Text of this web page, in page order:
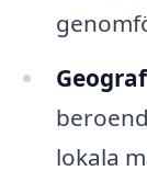
lokala